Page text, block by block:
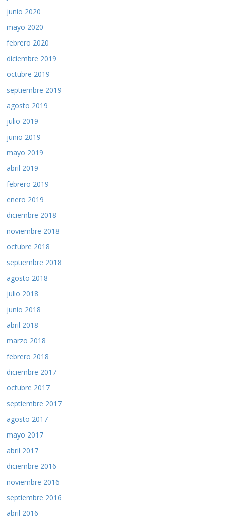
junio 2020
mayo 2020
febrero 2020
diciembre 2019
octubre 2019
septiembre 2019
agosto 2019
julio 2019
junio 2019
mayo 2019
abril 2019
febrero 2019
enero 2019
diciembre 2018
noviembre 2018
octubre 2018
septiembre 2018
agosto 2018
julio 2018
junio 2018
abril 2018
marzo 2018
febrero 2018
diciembre 2017
octubre 2017
septiembre 2017
agosto 2017
mayo 2017
abril 2017
diciembre 2016
noviembre 2016
septiembre 2016
abril 2016